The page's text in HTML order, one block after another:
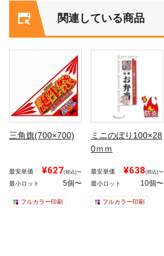
関連している商品
三角旗(700×700)
最安単価 ¥627(税込)〜
最小ロット 5個〜
フルカラー印刷
ミニのぼり100×28
0ｍｍ
最安単価 ¥638(税込)〜
最小ロット 10個〜
フルカラー印刷